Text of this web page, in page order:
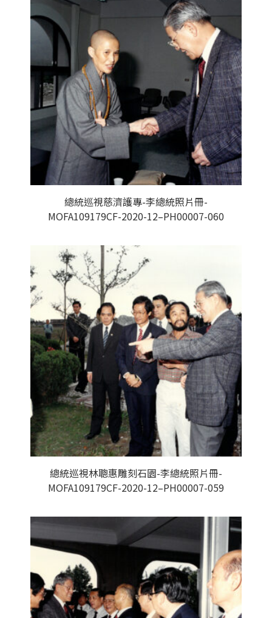
總統巡視慈濟護專-李總統照片冊-
MOFA109179CF-2020-12–PH00007-060
總統巡視林聰惠雕刻石園-李總統照片冊-
MOFA109179CF-2020-12–PH00007-059